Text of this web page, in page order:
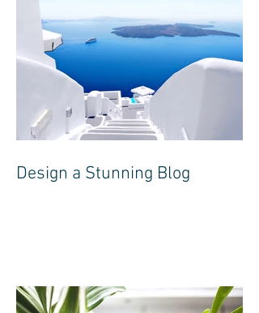
Design a Stunning Blog